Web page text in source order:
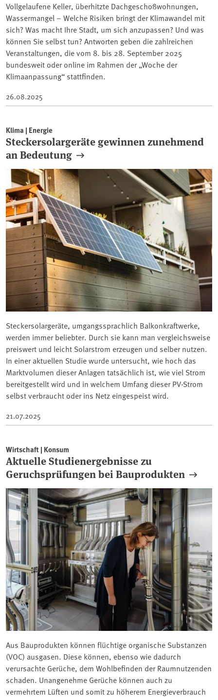
Vollgelaufene Keller, überhitzte Dachgeschoßwohnungen,
Wassermangel – Welche Risiken bringt der Klimawandel mit
sich? Was macht Ihre Stadt, um sich anzupassen? Und was
können Sie selbst tun? Antworten geben die zahlreichen
Veranstaltungen, die vom 8. bis 28. September 2025
bundesweit oder online im Rahmen der „Woche der
Klimaanpassung“ stattfinden.
26.08.2025
Klima | Energie
Steckersolargeräte gewinnen zunehmend
an Bedeutung
Steckersolargeräte, umgangssprachlich Balkonkraftwerke,
werden immer beliebter. Durch sie kann man vergleichsweise
preiswert und leicht Solarstrom erzeugen und selber nutzen.
In einer aktuellen Studie wurde untersucht, wie hoch das
Marktvolumen dieser Anlagen tatsächlich ist, wie viel Strom
bereitgestellt wird und in welchem Umfang dieser PV-Strom
selbst verbraucht oder ins Netz eingespeist wird.
21.07.2025
Wirtschaft | Konsum
Aktuelle Studienergebnisse zu
Geruchsprüfungen bei Bauprodukten
Aus Bauprodukten können flüchtige organische Substanzen
(VOC) ausgasen. Diese können, ebenso wie dadurch
verursachte Gerüche, dem Wohlbefinden der Raumnutzenden
schaden. Unangenehme Gerüche können auch zu
vermehrtem Lüften und somit zu höherem Energieverbrauch